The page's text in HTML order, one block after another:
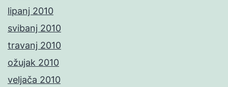
lipanj 2010
svibanj 2010
travanj 2010
ožujak 2010
veljača 2010